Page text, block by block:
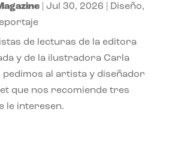
| Jul 30, 2026 Diseño,
de lecturas de la editora
y de la ilustradora Carla
pedimos al artista y diseñador
que nos recomiende tres
le interesen.